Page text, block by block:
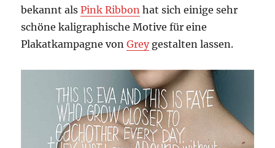
bekannt alsPink Ribbon hat sich einige sehr
schöne kaligraphische Motive für eine
Plakatkampagne vonGreygestalten lassen.